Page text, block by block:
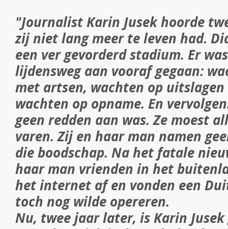
"Journalist Karin Jusek hoorde
zij niet lang meer te leven had.
een ver gevorderd stadium. Er
lijdensweg aan vooraf gegaan:
met artsen, wachten op uitslagen
wachten op opname. En
geen redden aan was. Ze moest
varen. Zij en haar man namen
die boodschap. Na het fatale
haar man vrienden in het
het internet af en vonden een
toch nog wilde opereren.
Nu, twee jaar later, is Karin